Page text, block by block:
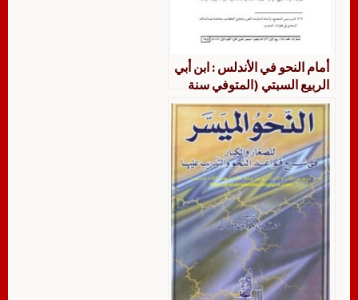
أمام النحو في الأندلس : ابن أبي
الربيع السبتي (المتوفي سنة
688 هـ ومنهجه في النحو)